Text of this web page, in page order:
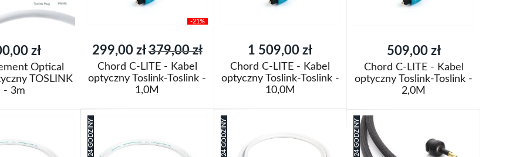
zł
Optical
TOSLINK
- 3m
-21%
Cena
promocyjna
299,00 zł379,00 zł
Chord C-LITE - Kabel
optyczny Toslink-Toslink -
1,0M
Porównaj
1 509,00 zł
Chord C-LITE - Kabel
optyczny Toslink-Toslink -
10,0M
Porównaj
509,00 zł
Chord C-LITE - Kabel
optyczny Toslink-Toslink -
2,0M
Dodaj do koszyka
Dodaj
doPorównaj
24 GODZINY 24 GODZINY 24 GODZINY